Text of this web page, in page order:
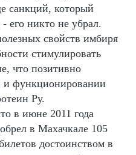
санкций, который
его никто не убрал.
свойств имбиря
стимулировать
что позитивно
и функционировании
Ру.
в июне 2011 года
в Махачкале 105
достоинством в